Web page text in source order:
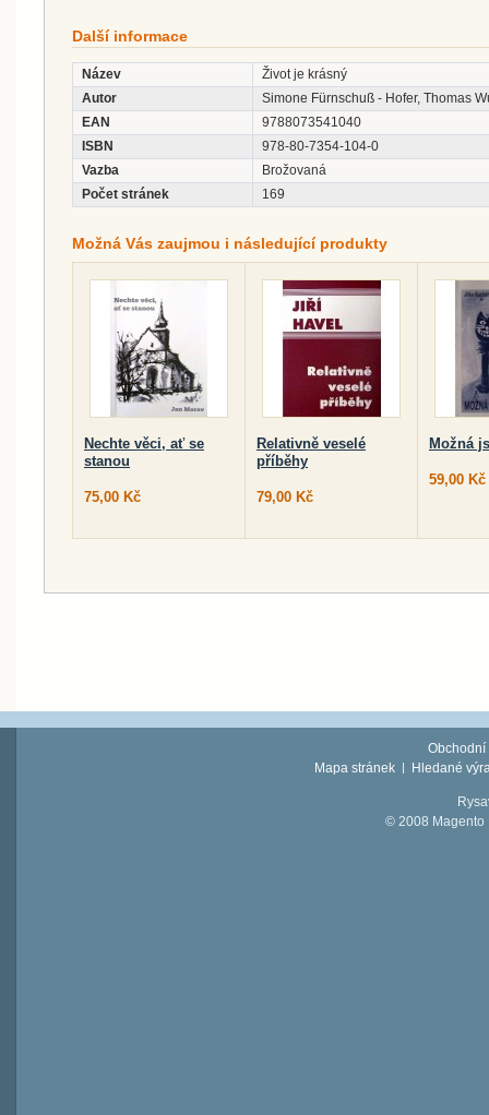
Další informace
Název
Život je krásný
Autor
Simone Fürnschuß - Hofer, Thomas
EAN
9788073541040
ISBN
978-80-7354-104-0
Vazba
Brožovaná
Počet stránek
169
Možná Vás zaujmou i následující produkty
Nechte věci, ať se
stanou
75,00 Kč
Relativně veselé
příběhy
79,00 Kč
Možná
59,00 Kč
Obchodní
Mapa stránek
Hledané
© 2008 Magento